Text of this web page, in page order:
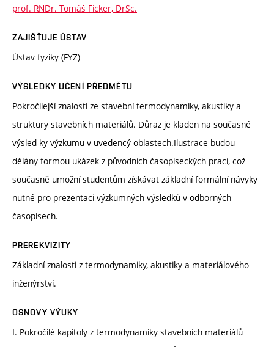
prof. RNDr. Tomáš Ficker, DrSc.
ZAJIŠŤUJE ÚSTAV
Ústav fyziky (FYZ)
VÝSLEDKY UČENÍ PŘEDMĚTU
Pokročilejší znalosti ze stavební termodynamiky, akustiky a
struktury stavebních materiálů. Důraz je kladen na současné
výsled-ky výzkumu v uvedencý oblastech.Ilustrace budou
dělány formou ukázek z původních časopiseckých prací, což
současně umožní studentům získávat základní formální návyky
nutné pro prezentaci výzkumných výsledků v odborných
časopisech.
PREREKVIZITY
Základní znalosti z termodynamiky, akustiky a materiálového
inženýrství.
OSNOVY VÝUKY
I. Pokročilé kapitoly z termodynamiky stavebních materiálů